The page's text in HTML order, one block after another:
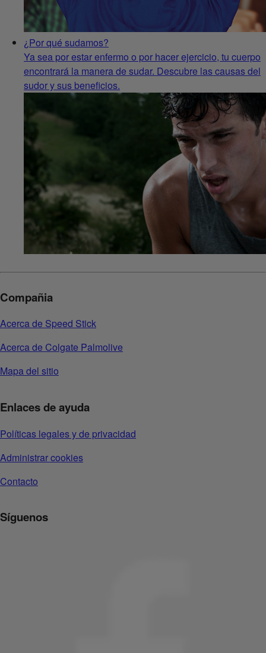
¿Por qué sudamos?
Ya sea por estar enfermo o por hacer ejercicio, tu cuerpo
encontrará la manera de sudar. Descubre las causas del
sudor y sus beneficios.
Compañia
Acerca de Speed Stick
Acerca de Colgate Palmolive
Mapa del sitio
Enlaces de ayuda
Políticas legales y de privacidad
Administrar cookies
Contacto
Síguenos